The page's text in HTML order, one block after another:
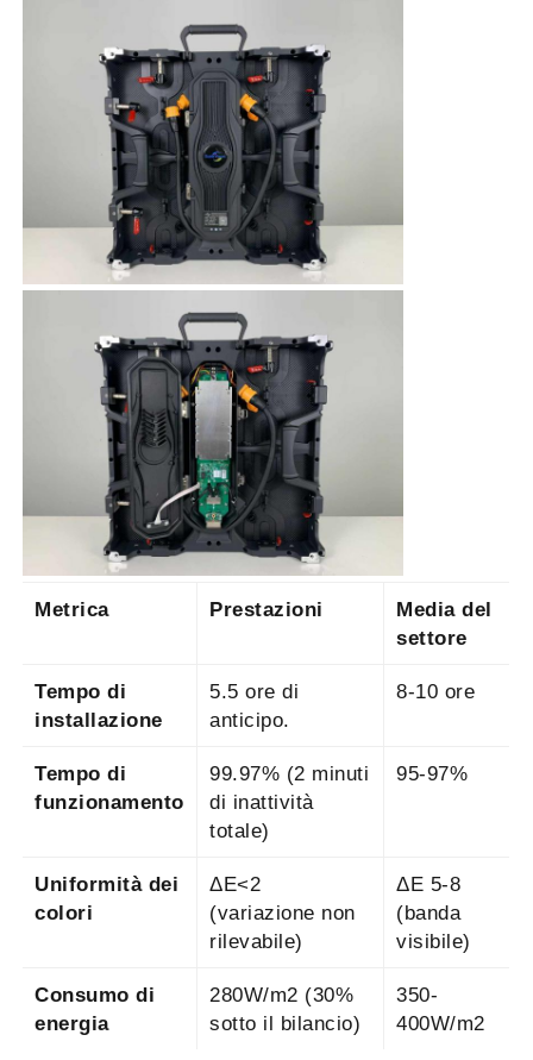
Metrica Prestazioni
Media del
settore
Tempo di
installazione
5.5 ore di
anticipo.
8-10 ore
Tempo di
funzionamento
99.97% (2 minuti
di inattività
totale)
95-97%
Uniformità dei
colori
ΔE<2
(variazione non
rilevabile)
ΔE 5-8
(banda
visibile)
Consumo di
energia
280W/m2 (30%
sotto il bilancio)
350-
400W/m2